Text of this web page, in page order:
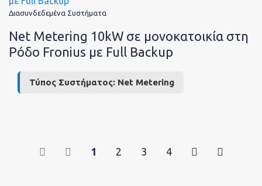
Διασυνδεδεμένα Συστήματα
Net Metering 10kW σε μονοκατοικία στη
Ρόδο Fronius με Full Backup
Τύπος Συστήματος: Net Metering
1 2 3 4